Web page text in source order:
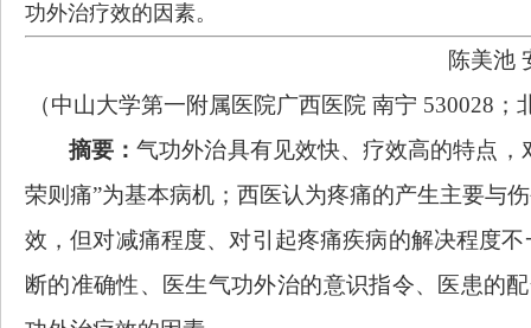
功外治疗效的因素。
陈美池
（中山大学第一附属医院广西医院 南宁 530028；
摘要：气功外治具有见效快、疗效高的特点
荣则痛”为基本病机；西医认为疼痛的产生主要与
效，但对减痛程度、对引起疼痛疾病的解决程度
断的准确性、医生气功外治的意识指令、医患的